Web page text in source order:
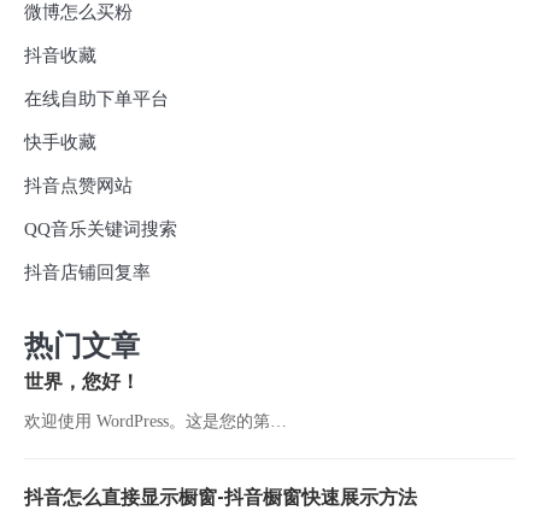
微博怎么买粉
抖音收藏
在线自助下单平台
快手收藏
抖音点赞网站
QQ音乐关键词搜索
抖音店铺回复率
热门文章
世界，您好！
欢迎使用 WordPress。这是您的第…
抖音怎么直接显示橱窗-抖音橱窗快速展示方法